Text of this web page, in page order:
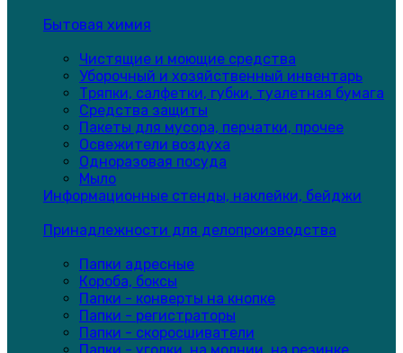
Бытовая химия
Чистящие и моющие средства
Уборочный и хозяйственный инвентарь
Тряпки, салфетки, губки, туалетная бумага
Средства защиты
Пакеты для мусора, перчатки, прочее
Освежители воздуха
Одноразовая посуда
Мыло
Информационные стенды, наклейки, бейджи
Принадлежности для делопроизводства
Папки адресные
Короба, боксы
Папки - конверты на кнопке
Папки - регистраторы
Папки - скоросшиватели